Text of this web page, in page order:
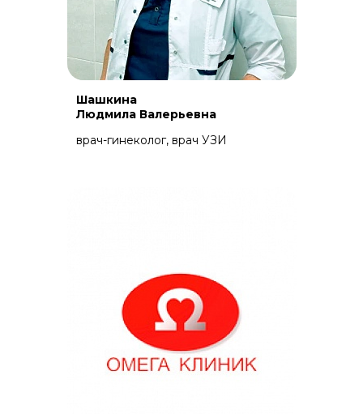
Шашкина
Людмила Валерьевна
врач-гинеколог, врач УЗИ